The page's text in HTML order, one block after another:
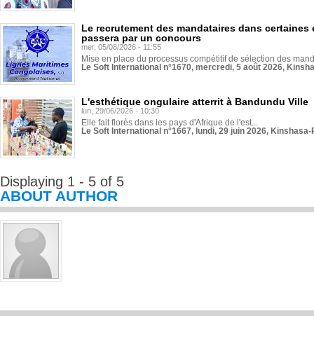
Le recrutement des mandataires dans
passera par un concours
mer, 05/08/2026 - 11:55
Mise en place du processus compétitif de sélection des
Le Soft International n°1670, mercredi, 5 août 2026,
L'esthétique ongulaire atterrit à Bandundu Ville
lun, 29/06/2026 - 10:30
Elle fait florès dans les pays d'Afrique de l'est...
Le Soft International n°1667, lundi, 29 juin 2026,
Displaying 1 - 5 of 5
ABOUT AUTHOR